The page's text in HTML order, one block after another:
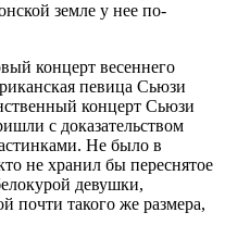
земле у нее по-
концерт весеннего
певица Сьюзи
концерт Сьюзи
с доказательством
Не было в
не хранил бы переснятое
девушки,
почти такого же размера,